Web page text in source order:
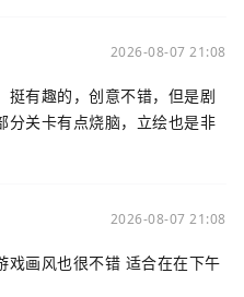
2026-08-07 21:08
挺有趣的，创意不错，但是剧
分关卡有点烧脑，立绘也是非
2026-08-07 21:08
戏画风也很不错 适合在在下午